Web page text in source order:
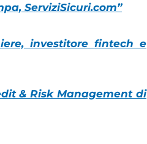
ServiziSicuri.com”
investitore fintech e
& Risk Management di